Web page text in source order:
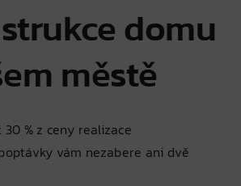
domu
městě
% z ceny realizace
vám nezabere ani dvě